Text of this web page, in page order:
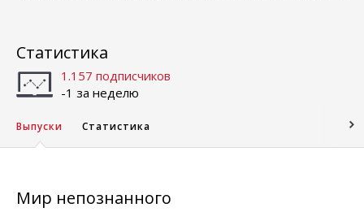
Статистика
1.157 подписчиков
-1 за неделю
Выпуски Статистика
Мир непознанного